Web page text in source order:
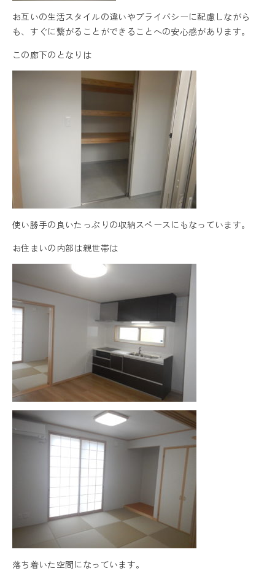
お互いの生活スタイルの違いやプライバシーに配慮しながら
も、すぐに繋がることができることへの安心感があります。
この廊下のとなりは
使い勝手の良いたっぷりの収納スペースにもなっています。
お住まいの内部は親世帯は
落ち着いた空間になっています。